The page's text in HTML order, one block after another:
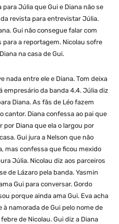
Júlia que Gui e Diana não se
revista para entrevistar Júlia.
Gui não consegue falar com
a reportagem. Nicolau sofre
na casa de Gui.
nada entre ele e Diana. Tom deixa
empresário da banda 4.4. Júlia diz
Diana. As fãs de Léo fazem
cantor. Diana confessa ao pai que
por Diana que ela o largou por
Gui jura a Nelson que não
mas confessa que ficou mexido
Júlia. Nicolau diz aos parceiros
de Lázaro pela banda. Yasmin
Gui para conversar. Gordo
porque ainda ama Gui. Eva acha
namorada de Gui pelo nome de
de Nicolau. Gui diz a Diana